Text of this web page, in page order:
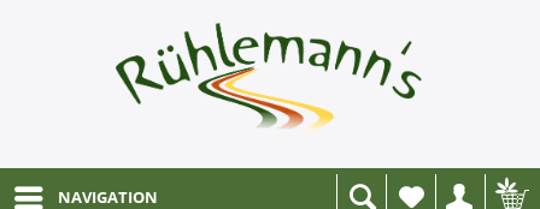
NAVIGATION